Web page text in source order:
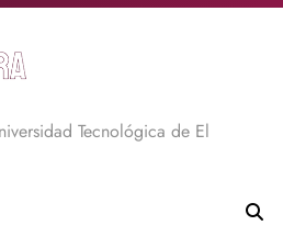
Tecnológica de El